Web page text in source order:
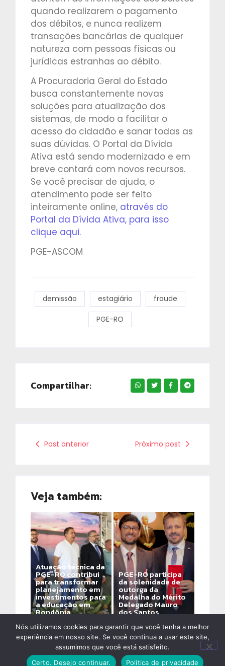
quando realizarem o pagamento
dos débitos, e nunca realizem
transações bancárias de qualquer
natureza com pessoas físicas ou
jurídicas estranhas ao débito.
A Procuradoria Geral do Estado
busca constantemente novas
soluções para atualização dos
sistemas, de modo a facilitar o
acesso do cidadão e sanar todas as
suas dúvidas. O Portal da Dívida
Ativa está sendo modernizado e em
breve contará com novos recursos.
Se você precisar de ajuda, o
atendimento pode ser feito
inteiramente online, através do
Portal da Dívida Ativa, para isso
clique aqui.
PGE-ASCOM
demissão estagiário fraude
PGE-RO
Compartilhar:
Post anterior Próximo post
Veja também:
Atuação técnica da
PGE-RO contribui
para transformar
planejamento em
investimentos para
a educação em
Rondônia
By Alinne Assis De Ozeda
PGE-RO participa
da solenidade de
outorga da
Medalha do Mérito
Delegado Mauro
dos Santos
By Alinne Assis De Ozeda
Nós utilizamos cookies para garantir que você tenha a melhor
experiência em nosso site. Se você continua a usar este site,
assumimos que você está satisfeito.
Certo. Desejo continuar.
Política de privacidade